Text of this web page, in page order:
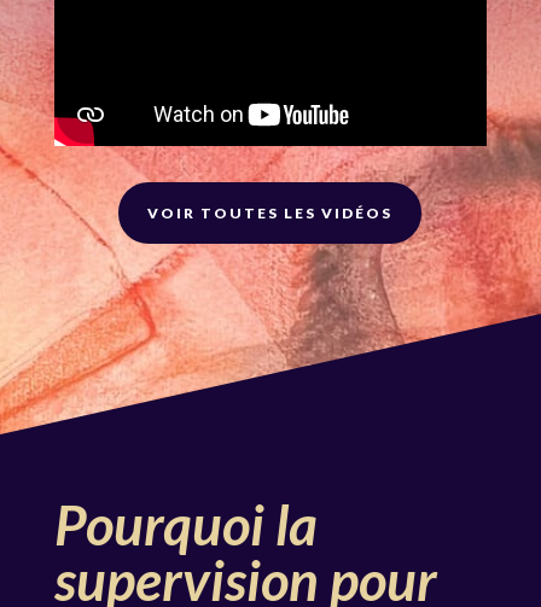
VOIR TOUTES LES VIDÉOS
Pourquoi la
supervision pour